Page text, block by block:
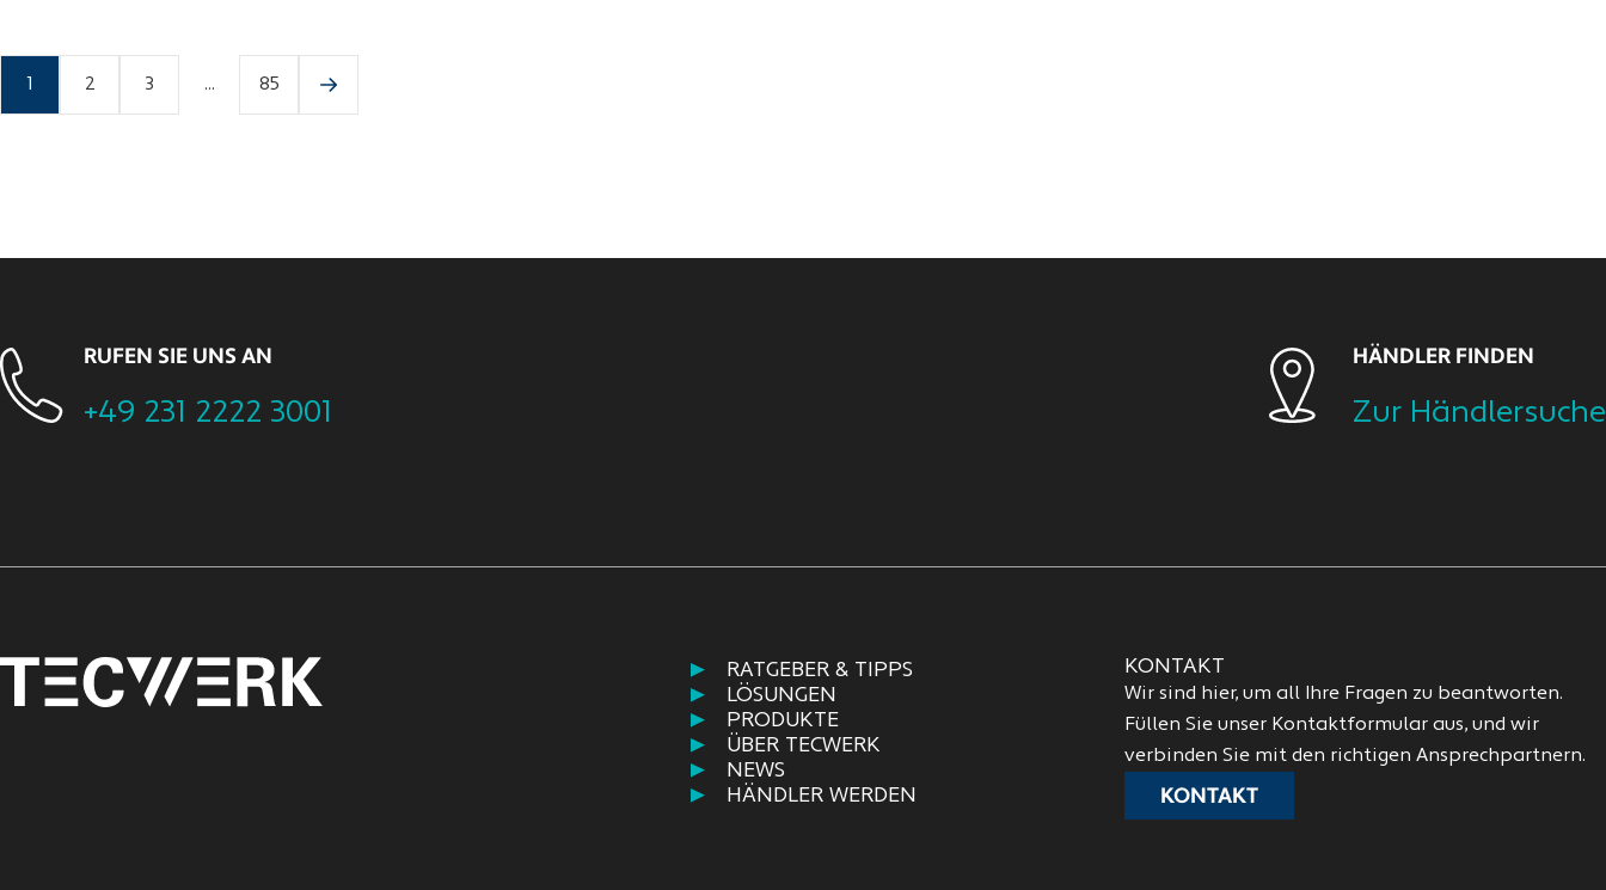
2 3 ... 85
RUFEN SIE UNS AN
+49 231 2222 3001
HÄNDLER FINDEN
Zur Händlersuche
RATGEBER & TIPPS
LÖSUNGEN
PRODUKTE
ÜBER TECWERK
NEWS
HÄNDLER WERDEN
KONTAKT
Wir sind hier, um all Ihre Fragen zu beantworten.
Füllen Sie unser Kontaktformular aus, und wir
verbinden Sie mit den richtigen Ansprechpartnern.
KONTAKT